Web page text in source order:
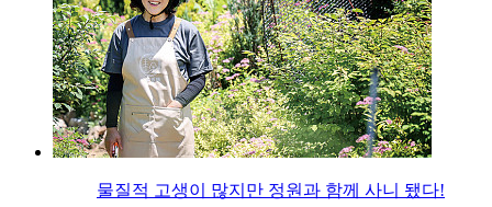
물질적 고생이 많지만 정원과 함께 사니 됐다!